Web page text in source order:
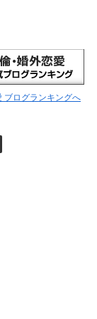
ブログランキングへ